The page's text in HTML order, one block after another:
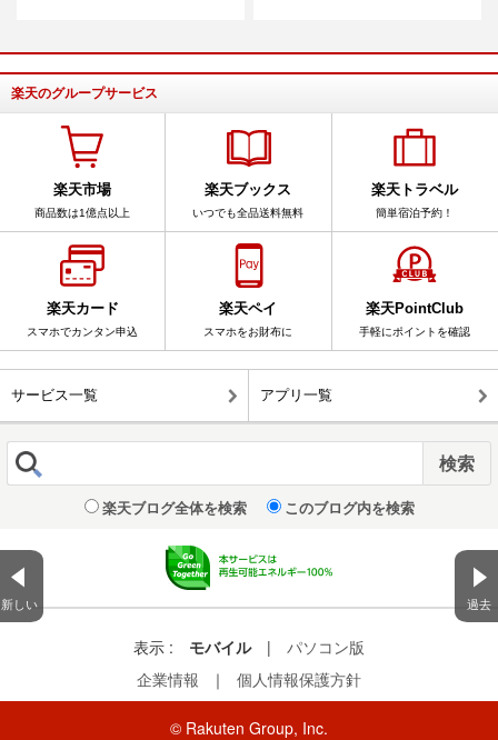
新しい 過去
楽天のグループサービス
楽天市場
商品数は1億点以上
楽天ブックス
いつでも全品送料無料
楽天トラベル
簡単宿泊予約！
楽天カード
スマホでカンタン申込
楽天ペイ
スマホをお財布に
楽天PointClub
手軽にポイントを確認
サービス一覧 アプリ一覧
楽天ブログ全体を検索 このブログ内を検索
表示 : モバイル |
パソコン版
企業情報
｜ 個人情報保護方針
© Rakuten Group, Inc.